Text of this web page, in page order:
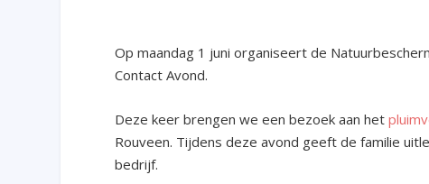
Op maandag 1 juni organiseert de
Contact Avond.
Deze keer brengen we een bezoek aan het
Rouveen. Tijdens deze avond geeft de familie
bedrijf.